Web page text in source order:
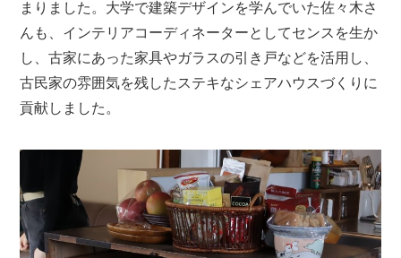
まりました。大学で建築デザインを学んでいた佐々木さ
んも、インテリアコーディネーターとしてセンスを生か
し、古家にあった家具やガラスの引き戸などを活用し、
古民家の雰囲気を残したステキなシェアハウスづくりに
貢献しました。